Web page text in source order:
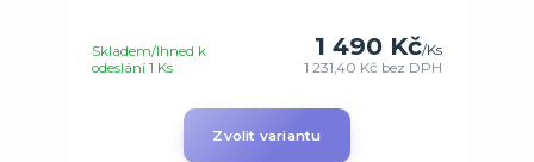
1 490 Kč/Ks
1 231,40 Kč bez DPH
Skladem/Ihned k
odeslání 1 Ks
Zvolit variantu